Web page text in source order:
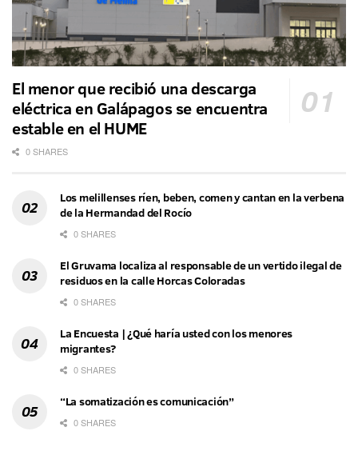
El menor que recibió una descarga
eléctrica en Galápagos se encuentra
estable en el HUME
0 SHARES
Los melillenses ríen, beben, comen y cantan en la verbena
de la Hermandad del Rocío
0 SHARES
El Gruvama localiza al responsable de un vertido ilegal de
residuos en la calle Horcas Coloradas
0 SHARES
La Encuesta | ¿Qué haría usted con los menores
migrantes?
0 SHARES
“La somatización es comunicación”
0 SHARES